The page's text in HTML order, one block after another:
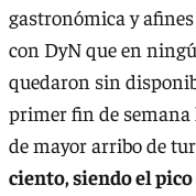
gastronómica y
con DyN que en
quedaron sin
primer fin de semana
de mayor arribo de
ciento, siendo el